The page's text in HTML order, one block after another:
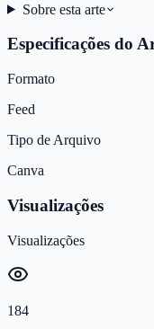
Sobre esta arte
Especificações do
Formato
Feed
Tipo de Arquivo
Canva
Visualizações
Visualizações
184